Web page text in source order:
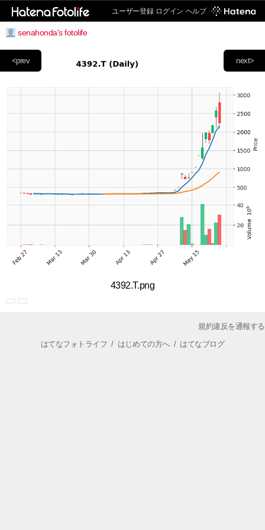
ユーザー登録 ログイン ヘルプ
senahonda's fotolife
next>
<prev
4392.T.png
規約違反を通報する
はてなフォトライフ / はじめての方へ/ はてなブログ